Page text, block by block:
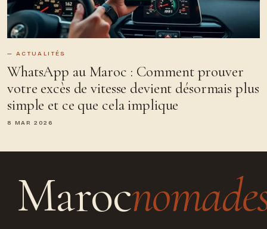
ACTUALITÉS
WhatsApp au Maroc : Comment prouver
votre excès de vitesse devient désormais plus
simple et ce que cela implique
8 MAR 2026
Maroc